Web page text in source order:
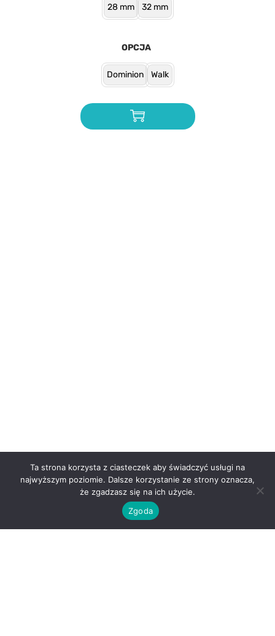
28 mm 32 mm
OPCJA
Dominion Walk
Ta strona korzysta z ciasteczek aby świadczyć usługi na
najwyższym poziomie. Dalsze korzystanie ze strony oznacza,
że zgadzasz się na ich użycie.
Zgoda